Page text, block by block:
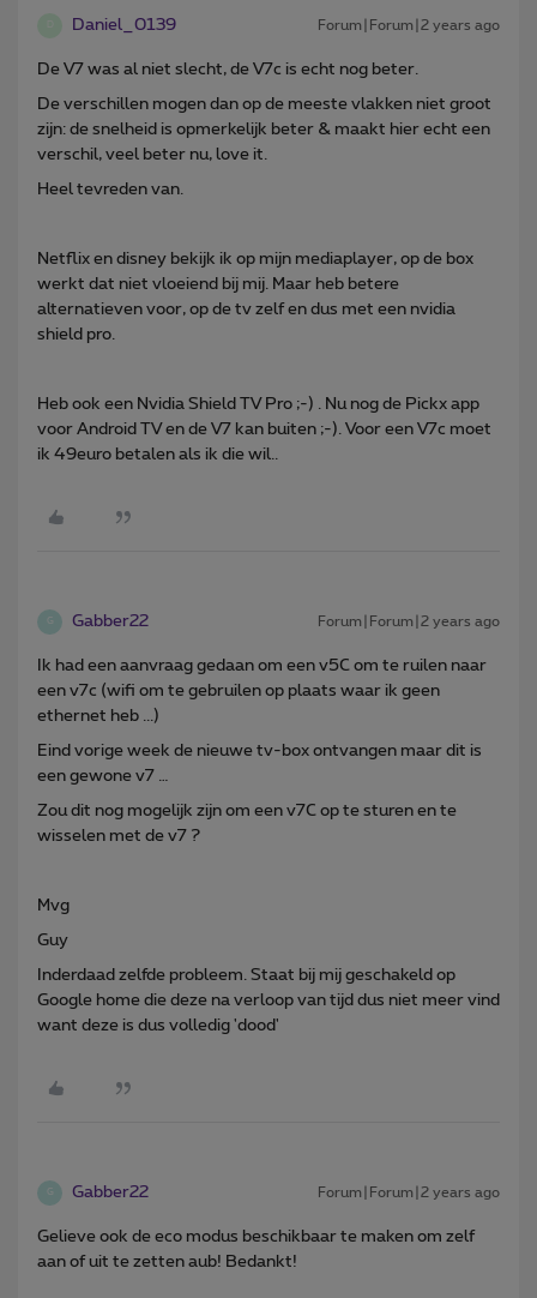
Daniel_0139 Forum|Forum|2 years ago
De V7 was al niet slecht, de V7c is echt nog beter.
De verschillen mogen dan op de meeste vlakken niet groot
zijn: de snelheid is opmerkelijk beter & maakt hier echt een
verschil, veel beter nu, love it.
Heel tevreden van.
Netflix en disney bekijk ik op mijn mediaplayer, op de box
werkt dat niet vloeiend bij mij. Maar heb betere
alternatieven voor, op de tv zelf en dus met een nvidia
shield pro.
Heb ook een Nvidia Shield TV Pro ;-) . Nu nog de Pickx app
voor Android TV en de V7 kan buiten ;-). Voor een V7c moet
ik 49euro betalen als ik die wil..
G Gabber22 Forum|Forum|2 years ago
Ik had een aanvraag gedaan om een v5C om te ruilen naar
een v7c (wifi om te gebruilen op plaats waar ik geen
ethernet heb ...)
Eind vorige week de nieuwe tv-box ontvangen maar dit is
een gewone v7 …
Zou dit nog mogelijk zijn om een v7C op te sturen en te
wisselen met de v7 ?
Mvg
Guy
Inderdaad zelfde probleem. Staat bij mij geschakeld op
Google home die deze na verloop van tijd dus niet meer vind
want deze is dus volledig 'dood'
G Gabber22 Forum|Forum|2 years ago
Gelieve ook de eco modus beschikbaar te maken om zelf
aan of uit te zetten aub! Bedankt!